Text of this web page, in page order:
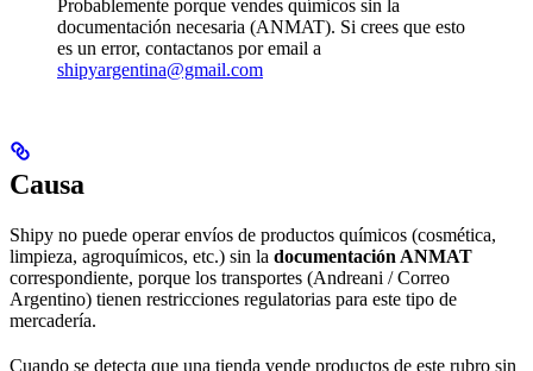
Probablemente porque vendes químicos sin la
documentación necesaria (ANMAT). Si crees que esto
es un error, contactanos por email a
shipyargentina@gmail.com
Causa
Shipy no puede operar envíos de productos químicos (cosmética,
limpieza, agroquímicos, etc.) sin la documentación ANMAT
correspondiente, porque los transportes (Andreani / Correo
Argentino) tienen restricciones regulatorias para este tipo de
mercadería.
Cuando se detecta que una tienda vende productos de este rubro sin